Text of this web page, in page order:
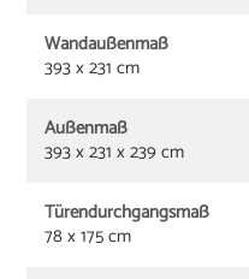
Wandaußenmaß
393 x 231 cm
Außenmaß
393 x 231 x 239 cm
Türendurchgangsmaß
78 x 175 cm